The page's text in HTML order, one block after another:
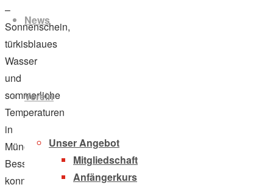
springenNews
Verein
Unser Angebot
Mitgliedschaft
Anfängerkurs
–
Sonnenschein,
türkisblaues
Wasser
und
sommerliche
Temperaturen
in
München.
Besser
konnten